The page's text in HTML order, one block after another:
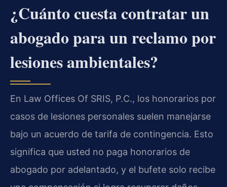
¿Cuánto cuesta contratar un
abogado para un reclamo por
lesiones ambientales?
En Law Offices Of SRIS, P.C., los honorarios por
casos de lesiones personales suelen manejarse
bajo un acuerdo de tarifa de contingencia. Esto
significa que usted no paga honorarios de
abogado por adelantado, y el bufete solo recibe